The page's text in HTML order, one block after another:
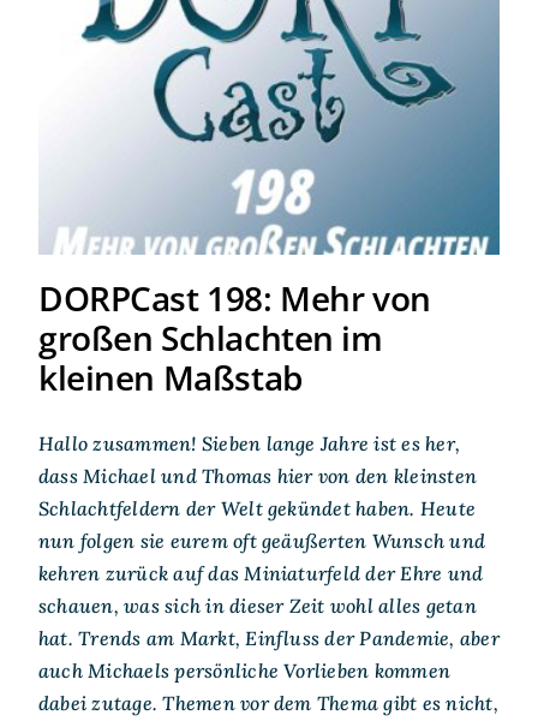
DORPCast 198: Mehr von
großen Schlachten im
kleinen Maßstab
DORPCast 198: Mehr von
großen Schlachten im
kleinen Maßstab
Hallo zusammen! Sieben lange Jahre ist es her,
dass Michael und Thomas hier von den kleinsten
Schlachtfeldern der Welt gekündet haben. Heute
nun folgen sie eurem oft geäußerten Wunsch und
kehren zurück auf das Miniaturfeld der Ehre und
schauen, was sich in dieser Zeit wohl alles getan
hat. Trends am Markt, Einfluss der Pandemie, aber
auch Michaels persönliche Vorlieben kommen
dabei zutage. Themen vor dem Thema gibt es nicht,